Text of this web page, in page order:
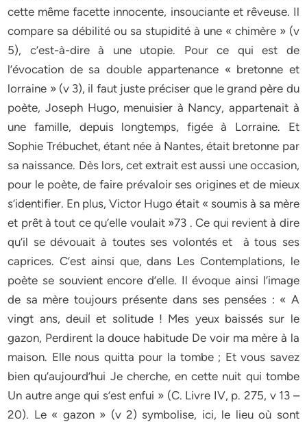
cette même facette innocente, insouciante et rêveuse. Il
compare sa débilité ou sa stupidité à une « chimère » (v
5), c’est-à-dire à une utopie. Pour ce qui est de
l’évocation de sa double appartenance « bretonne et
lorraine » (v 3), il faut juste préciser que le grand père du
poète, Joseph Hugo, menuisier à Nancy, appartenait à
une famille, depuis longtemps, figée à Lorraine. Et
Sophie Trébuchet, étant née à Nantes, était bretonne par
sa naissance. Dès lors, cet extrait est aussi une occasion,
pour le poète, de faire prévaloir ses origines et de mieux
s’identifier. En plus, Victor Hugo était « soumis à sa mère
et prêt à tout ce qu’elle voulait »73 . Ce qui revient à dire
qu’il se dévouait à toutes ses volontés et à tous ses
caprices. C’est ainsi que, dans Les Contemplations, le
poète se souvient encore d’elle. Il évoque ainsi l’image
de sa mère toujours présente dans ses pensées : « A
vingt ans, deuil et solitude ! Mes yeux baissés sur le
gazon, Perdirent la douce habitude De voir ma mère à la
maison. Elle nous quitta pour la tombe ; Et vous savez
bien qu’aujourd’hui Je cherche, en cette nuit qui tombe
Un autre ange qui s’est enfui » (C. Livre IV, p. 275, v 13 –
20). Le « gazon » (v 2) symbolise, ici, le lieu où sont